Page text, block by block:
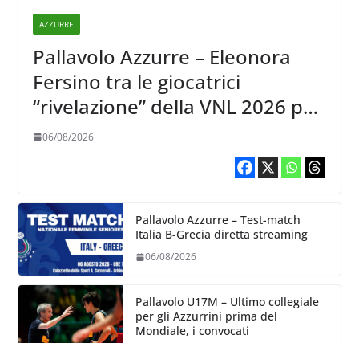
AZZURRE
Pallavolo Azzurre – Eleonora
Fersino tra le giocatrici
“rivelazione” della VNL 2026 per
Volleyball World
06/08/2026
Pallavolo Azzurre – Test-match
Italia B-Grecia diretta streaming
06/08/2026
Pallavolo U17M – Ultimo collegiale
per gli Azzurrini prima del
Mondiale, i convocati